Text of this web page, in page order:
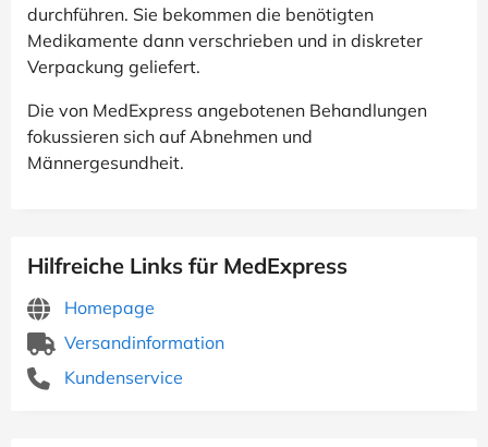
durchführen. Sie bekommen die benötigten
Medikamente dann verschrieben und in diskreter
Verpackung geliefert.
Die von MedExpress angebotenen Behandlungen
fokussieren sich auf Abnehmen und
Männergesundheit.
Hilfreiche Links für MedExpress
Homepage
Versandinformation
Kundenservice